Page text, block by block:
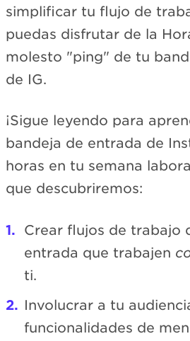
simplificar tu flujo de
puedas disfrutar de la
molesto "ping" de tu
de IG.
¡Sigue leyendo para
bandeja de entrada de
horas en tu semana
que descubriremos:
Crear flujos de trabajo
entrada que trabajen
ti.
Involucrar a tu
funcionalidades de